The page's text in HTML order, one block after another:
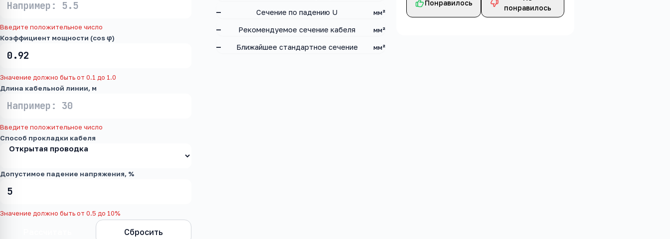
Введите положительное число
Коэффициент мощности (cos φ)
Значение должно быть от 0.1 до 1.0
Длина кабельной линии, м
Введите положительное число
Способ прокладки кабеля
Допустимое падение напряжения, %
Значение должно быть от 0.5 до 10%
Сбросить
— Сечение по падению U мм²
— Рекомендуемое сечение кабеля мм²
— Ближайшее стандартное сечение мм²
Понравилось
понравилось